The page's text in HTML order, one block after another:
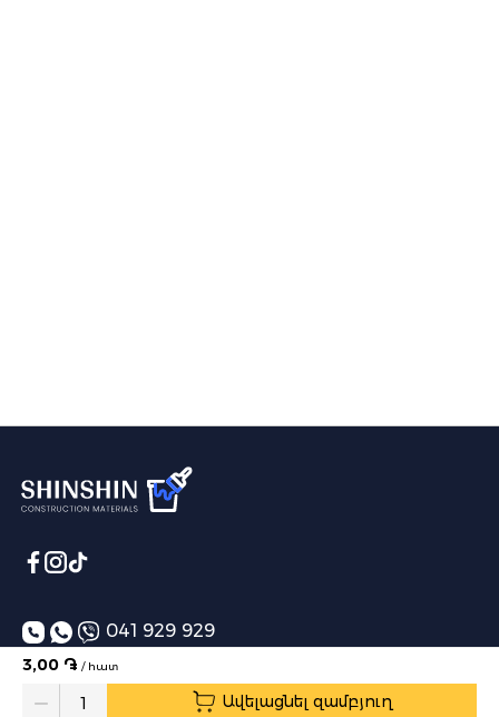
3,00 ֏ / հատ
Quantity Ավելացնել զամբյուղ
041 929 929
info@shinshin.am
Առաքման ժամեր՝ 10:00-19:00